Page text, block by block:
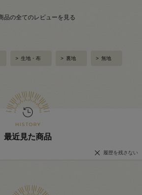
品の全てのレビューを見る
> 生地・布 > 裏地 > 無地
最近見た商品
履歴を残さない